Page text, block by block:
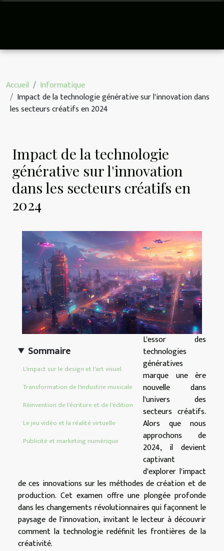
Accueil
Informatique
Impact de la technologie générative sur l'innovation dans
les secteurs créatifs en 2024
Impact de la technologie
générative sur l'innovation
dans les secteurs créatifs en
2024
Sommaire
L'impact sur le design et l'art visuel
Transformation de l'industrie musicale
Réinvention de l'écriture et de l'édition
Le jeu vidéo et la réalité virtuelle
Publicité et marketing numérique
L'essor des
technologies
génératives
marque une ère
nouvelle dans
l'univers des
secteurs créatifs.
Alors que nous
approchons de
2024, il devient
captivant
d'explorer l'impact
de ces innovations sur les méthodes de création et de
production. Cet examen offre une plongée profonde
dans les changements révolutionnaires qui façonnent le
paysage de l'innovation, invitant le lecteur à découvrir
comment la technologie redéfinit les frontières de la
créativité.